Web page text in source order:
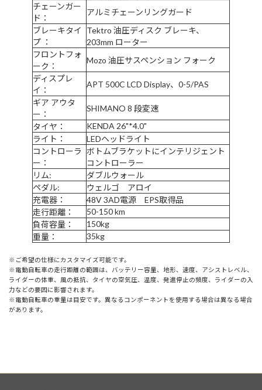
チェーンガー
ド：
アルミチェーンリングガード
ブレーキタイ
プ ：
Tektro 油圧ディスク ブレーキ、
203mm ローター
フロントフォ
ーク：
Mozo 油圧サスペンション フォーク
ディスプレ
イ：
APT 500C LCD Display、0-5/PAS
ギア アウタ
ー：
SHIMANO 8 段変速
タイヤ：
KENDA 26"*4.0"
ライト：
LEDヘッドライト
コントローラ
ー：
ボトムブラケットにインテリジェント
コントローラー
リム:
ダブルウォール
ペダル:
ウェルゴ アロイ
充電器：
48V 3AD電源 EPS取得品
走行距離：
50-150 km
負荷容量：
150kg
重量：
35kg
※ご希望の仕様にカスタマイズ可能です。
※電動自転車の走行距離の範囲は、バッテリー容量、地形、速度、アシストレベル、
ライダーの体重、風の抵抗、タイヤの空気圧、温度、発進停止の頻度、ライダーの入
力などの要因に影響されます。
※電動自転車の重量は目安です。異なるコンポーネントを使用する場合は異なる場合
があります。